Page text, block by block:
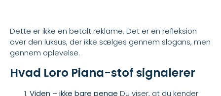
Dette er ikke en betalt reklame. Det er en refleksion
over den luksus, der ikke sælges gennem slogans, men
gennem oplevelse.
Hvad Loro Piana-stof signalerer
Viden – ikke bare penge Du viser, at du kender